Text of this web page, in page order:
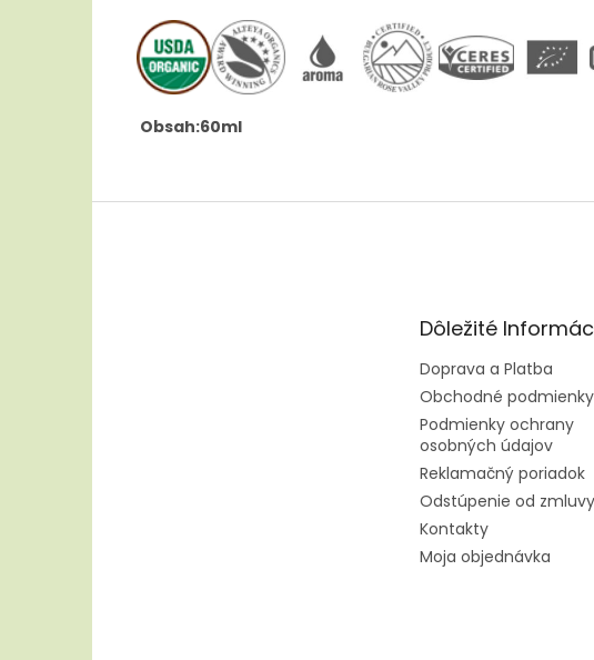
Obsah:60ml
Dôležité
Doprava a Platba
Obchodné podmienky
Podmienky ochrany
osobných údajov
Reklamačný poriadok
Odstúpenie od zmluvy
Kontakty
Moja objednávka